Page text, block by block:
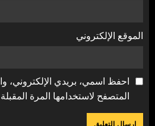
الموقع الإلكتروني
احفظ اسمي، بريدي الإلكتروني،
المتصفح لاستخدامها المرة